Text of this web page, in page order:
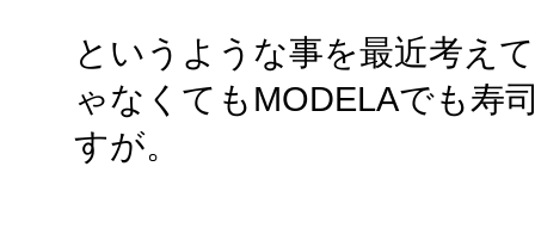
というような事を最近考え
ゃなくてもMODELAでも寿
すが。